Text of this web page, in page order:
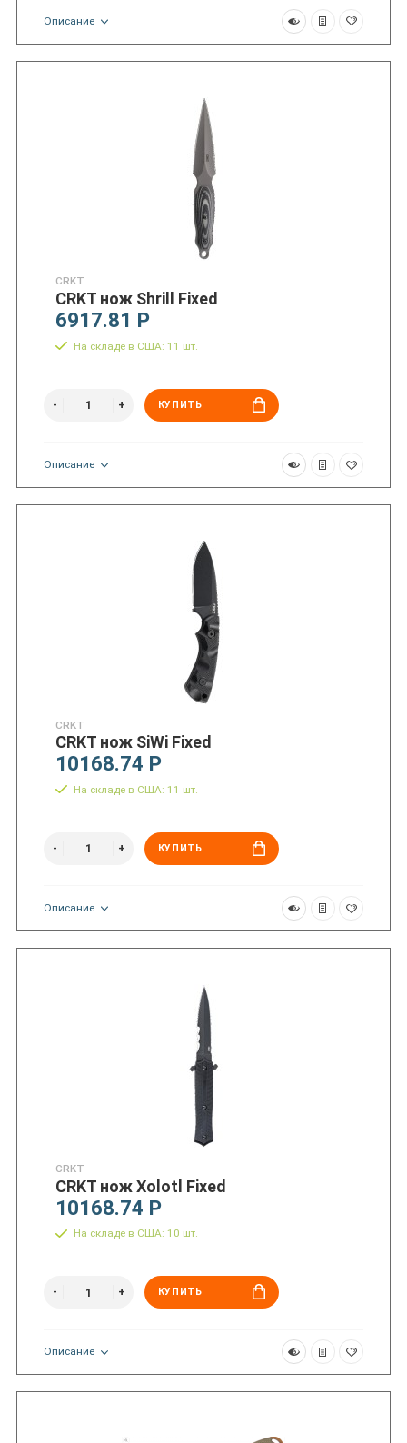
Описание
CRKT
CRKT нож Shrill Fixed
6917.81 Р
На складе в США: 11 шт.
КУПИТЬ
Описание
CRKT
CRKT нож SiWi Fixed
10168.74 Р
На складе в США: 11 шт.
КУПИТЬ
Описание
CRKT
CRKT нож Xolotl Fixed
10168.74 Р
На складе в США: 10 шт.
КУПИТЬ
Описание